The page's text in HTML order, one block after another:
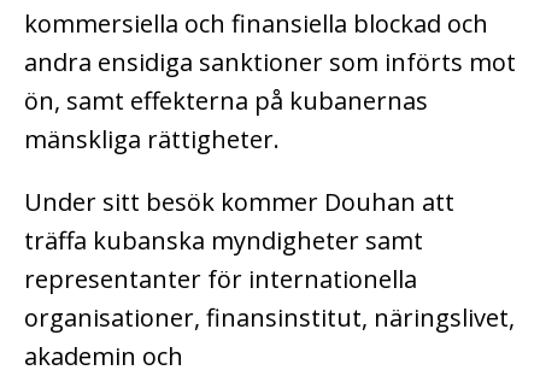
kommersiella och finansiella blockad och
andra ensidiga sanktioner som införts mot
ön, samt effekterna på kubanernas
mänskliga rättigheter.
Under sitt besök kommer Douhan att
träffa kubanska myndigheter samt
representanter för internationella
organisationer, finansinstitut, näringslivet,
akademin och